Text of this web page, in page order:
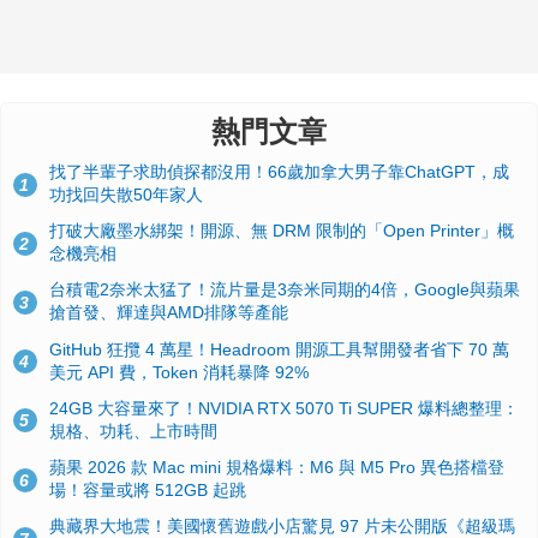
熱門文章
1
找了半輩子求助偵探都沒用！66歲加拿大男子靠ChatGPT，成
功找回失散50年家人
2
打破大廠墨水綁架！開源、無 DRM 限制的「Open Printer」概
念機亮相
3
台積電2奈米太猛了！流片量是3奈米同期的4倍，Google與蘋果
搶首發、輝達與AMD排隊等產能
4
GitHub 狂攬 4 萬星！Headroom 開源工具幫開發者省下 70 萬
美元 API 費，Token 消耗暴降 92%
5
24GB 大容量來了！NVIDIA RTX 5070 Ti SUPER 爆料總整理：
規格、功耗、上市時間
6
蘋果 2026 款 Mac mini 規格爆料：M6 與 M5 Pro 異色搭檔登
場！容量或將 512GB 起跳
典藏界大地震！美國懷舊遊戲小店驚見 97 片未公開版《超級瑪